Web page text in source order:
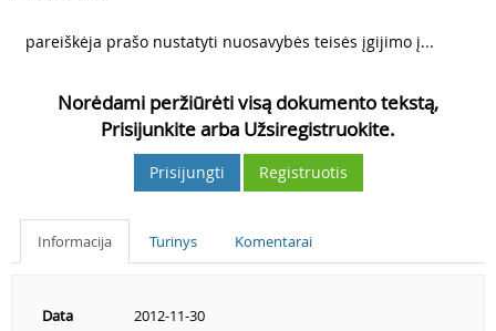
pareiškėja prašo nustatyti nuosavybės teisės įgijimo į...
Norėdami peržiūrėti visą dokumento tekstą,
Prisijunkite arba Užsiregistruokite.
Prisijungti Registruotis
Informacija Turinys Komentarai
Data
2012-11-30